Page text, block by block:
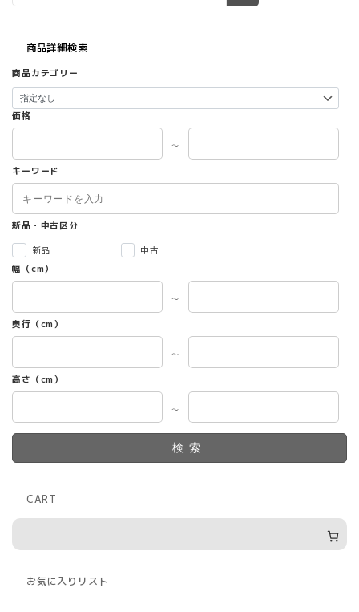
商品詳細検索
商品カテゴリー
価格
～
キーワード
新品・中古区分
新品
中古
幅（cm）
～
奥行（cm）
～
高さ（cm）
～
検索
CART
お気に入りリスト